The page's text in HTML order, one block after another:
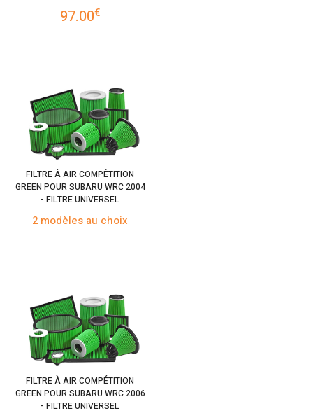
97.00€
FILTRE À AIR COMPÉTITION
GREEN POUR SUBARU WRC 2004
- FILTRE UNIVERSEL
2 modèles au choix
FILTRE À AIR COMPÉTITION
GREEN POUR SUBARU WRC 2006
- FILTRE UNIVERSEL